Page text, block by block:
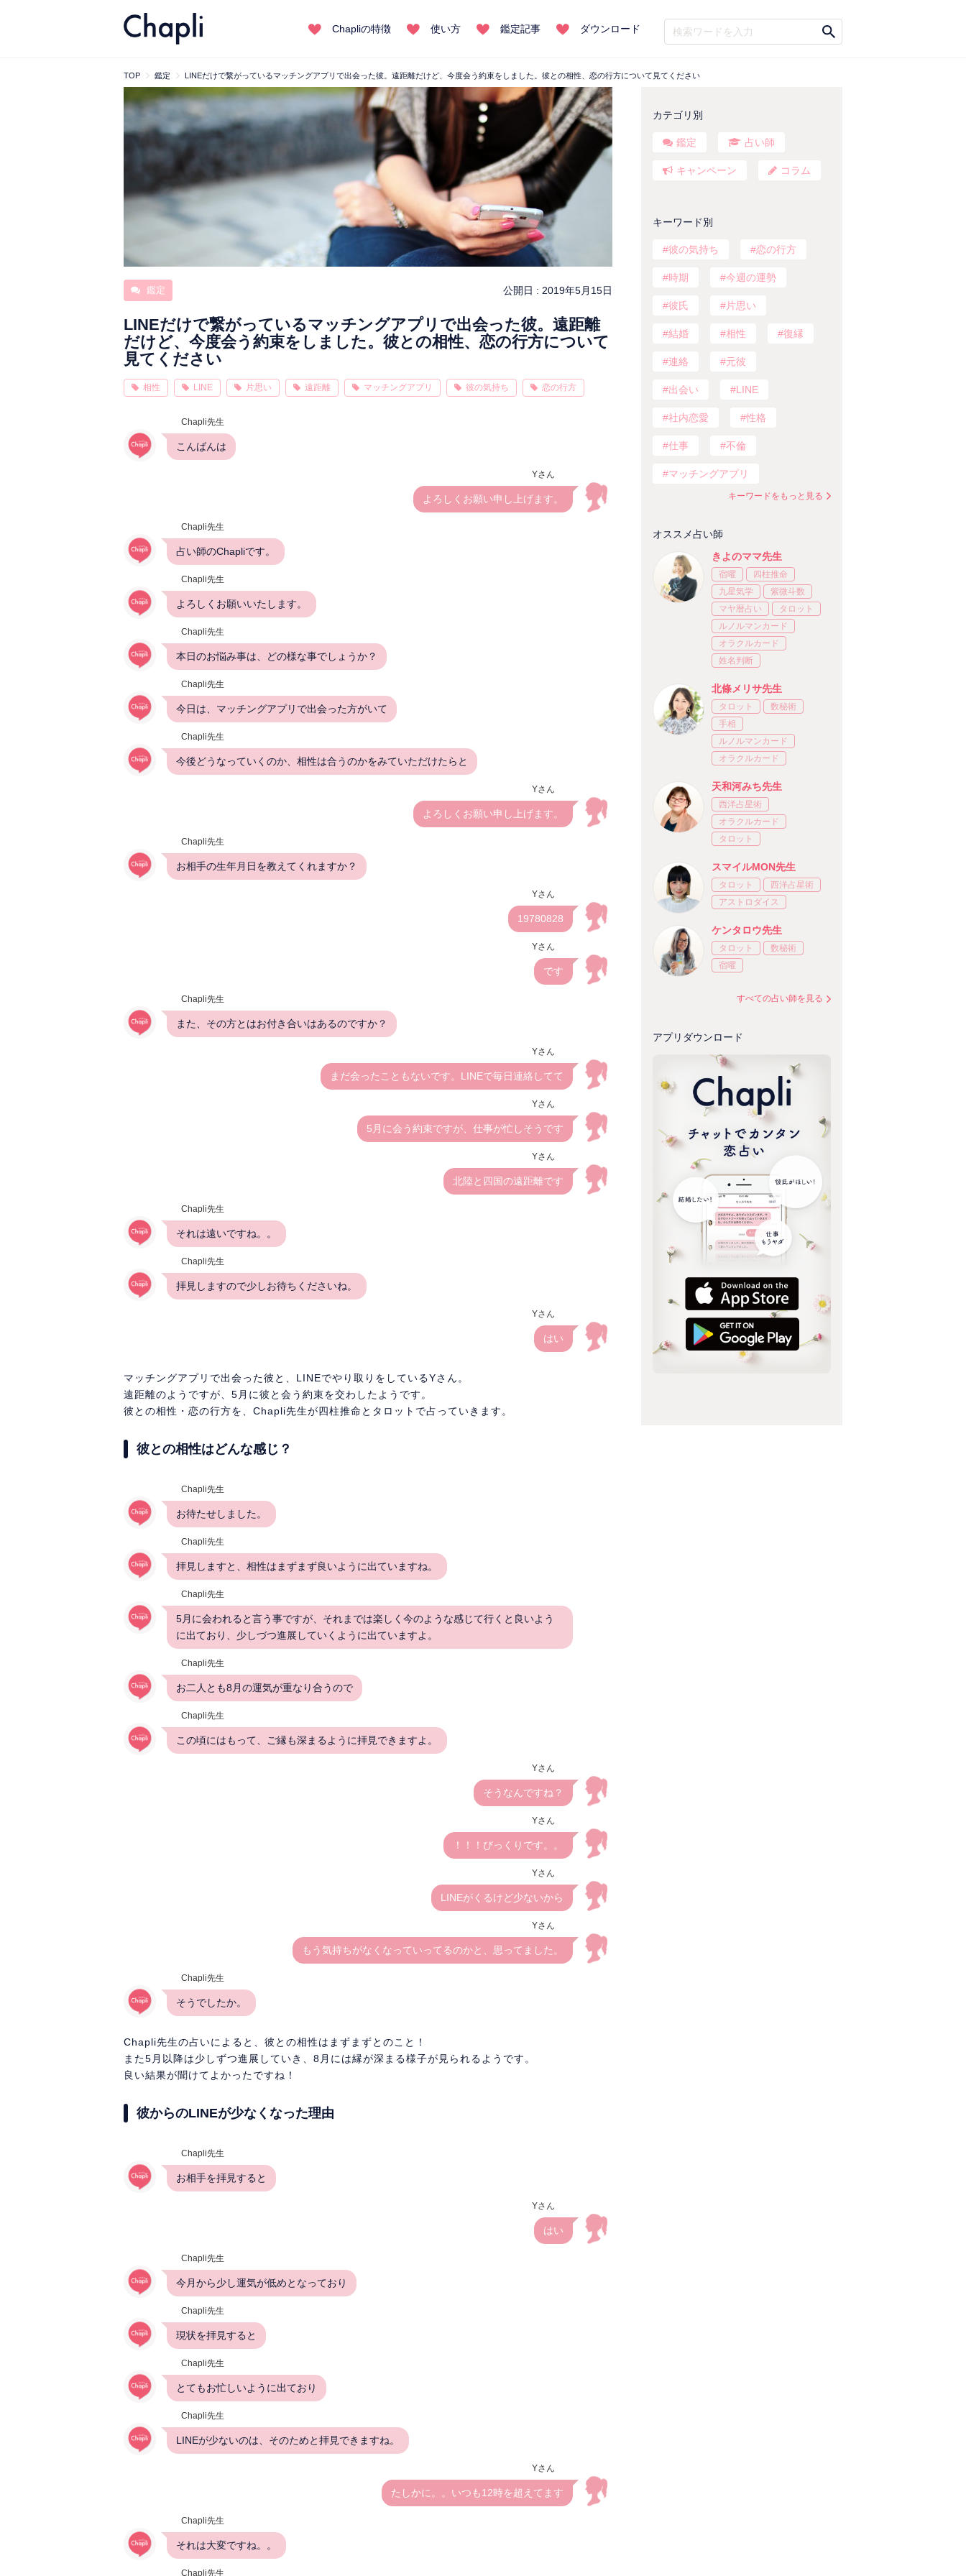
Chapliの特徴 使い方 鑑定記事 ダウンロード
TOP 鑑定 LINEだけで繋がっているマッチングアプリで出会った彼。遠距離だけど、今度会う約束をしました。彼との相性、恋の行方について見てください
鑑定 公開日 : 2019年5月15日
LINEだけで繋がっているマッチングアプリで出会った彼。遠距離
だけど、今度会う約束をしました。彼との相性、恋の行方について
見てください
相性 LINE 片思い 遠距離 マッチングアプリ 彼の気持ち 恋の行方
Chapli先生
こんばんは
Yさん
よろしくお願い申し上げます。
Chapli先生
占い師のChapliです。
Chapli先生
よろしくお願いいたします。
Chapli先生
本日のお悩み事は、どの様な事でしょうか？
Chapli先生
今日は、マッチングアプリで出会った方がいて
Chapli先生
今後どうなっていくのか、相性は合うのかをみていただけたらと
Yさん
よろしくお願い申し上げます。
Chapli先生
お相手の生年月日を教えてくれますか？
Yさん
19780828
Yさん
です
Chapli先生
また、その方とはお付き合いはあるのですか？
Yさん
まだ会ったこともないです。LINEで毎日連絡してて
Yさん
5月に会う約束ですが、仕事が忙しそうです
Yさん
北陸と四国の遠距離です
Chapli先生
それは遠いですね。。
Chapli先生
拝見しますので少しお待ちくださいね。
Yさん
はい
マッチングアプリで出会った彼と、LINEでやり取りをしているYさん。
遠距離のようですが、5月に彼と会う約束を交わしたようです。
彼との相性・恋の行方を、Chapli先生が四柱推命とタロットで占っていきます。
彼との相性はどんな感じ？
Chapli先生
お待たせしました。
Chapli先生
拝見しますと、相性はまずまず良いように出ていますね。
Chapli先生
5月に会われると言う事ですが、それまでは楽しく今のような感じて行くと良いよう
に出ており、少しづつ進展していくように出ていますよ。
Chapli先生
お二人とも8月の運気が重なり合うので
Chapli先生
この頃にはもって、ご縁も深まるように拝見できますよ。
Yさん
そうなんですね？
Yさん
！！！びっくりです。。
Yさん
LINEがくるけど少ないから
Yさん
もう気持ちがなくなっていってるのかと、思ってました。
Chapli先生
そうでしたか。
Chapli先生の占いによると、彼との相性はまずまずとのこと！
また5月以降は少しずつ進展していき、8月には縁が深まる様子が見られるようです。
良い結果が聞けてよかったですね！
彼からのLINEが少なくなった理由
Chapli先生
お相手を拝見すると
Yさん
はい
Chapli先生
今月から少し運気が低めとなっており
Chapli先生
現状を拝見すると
Chapli先生
とてもお忙しいように出ており
Chapli先生
LINEが少ないのは、そのためと拝見できますね。
Yさん
たしかに。。いつも12時を超えてます
Chapli先生
それは大変ですね。。
Chapli先生
カテゴリ別
鑑定 占い師
キャンペーン コラム
キーワード別
彼の気持ち 恋の行方
時期 今週の運勢
彼氏 片思い
結婚 相性 復縁
連絡 元彼
出会い LINE
社内恋愛 性格
仕事 不倫
マッチングアプリ
キーワードをもっと見る
オススメ占い師
きよのママ先生
宿曜
四柱推命
九星気学
紫微斗数
マヤ暦占い
タロット
ルノルマンカード
オラクルカード
姓名判断
北條メリサ先生
タロット
数秘術
手相
ルノルマンカード
オラクルカード
天和河みち先生
西洋占星術
オラクルカード
タロット
スマイルMON先生
タロット
西洋占星術
アストロダイス
ケンタロウ先生
タロット
数秘術
宿曜
すべての占い師を見る
アプリダウンロード